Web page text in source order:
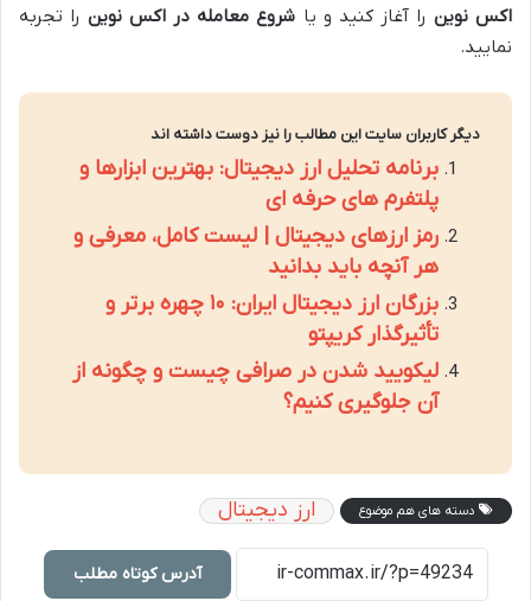
اکس نوین را آغاز کنید و یا شروع معامله در اکس نوینرا تجربه
نمایید.
دیگر کاربران سایت این مطالب را نیز دوست داشته اند
برنامه تحلیل ارز دیجیتال: بهترین ابزارها و
پلتفرم های حرفه ای
رمز ارزهای دیجیتال | لیست کامل، معرفی و
هر آنچه باید بدانید
بزرگان ارز دیجیتال ایران: ۱۰ چهره برتر و
تأثیرگذار کریپتو
لیکویید شدن در صرافی چیست و چگونه از
آن جلوگیری کنیم؟
دسته های هم موضوع ارز دیجیتال
آدرس کوتاه مطلب